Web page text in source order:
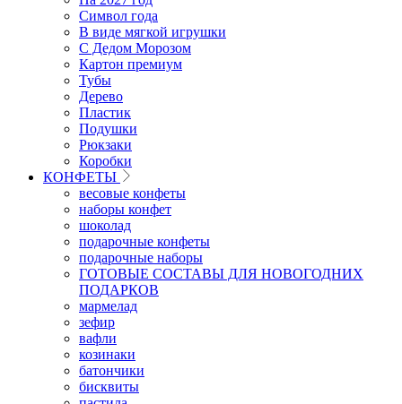
Символ года
В виде мягкой игрушки
С Дедом Морозом
Картон премиум
Тубы
Дерево
Пластик
Подушки
Рюкзаки
Коробки
КОНФЕТЫ
весовые конфеты
наборы конфет
шоколад
подарочные конфеты
подарочные наборы
ГОТОВЫЕ СОСТАВЫ ДЛЯ НОВОГОДНИХ
ПОДАРКОВ
мармелад
зефир
вафли
козинаки
батончики
бисквиты